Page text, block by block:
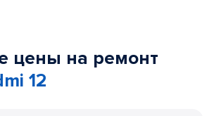
цены на ремонт
12